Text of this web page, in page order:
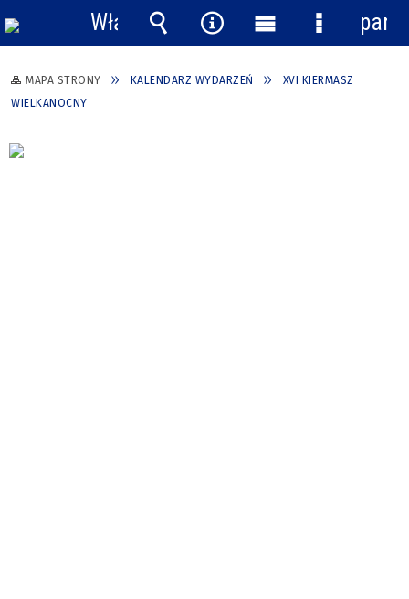
MAPA STRONY KALENDARZ WYDARZEŃ
XVI KIERMASZ
WIELKANOCNY
Włącz
powiadomienia
Wyszukiwarka
Narzędzia
Menu
główne
Menu
panel